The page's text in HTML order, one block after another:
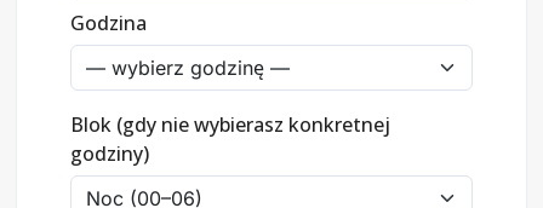
Godzina
Blok (gdy nie wybierasz konkretnej
godziny)